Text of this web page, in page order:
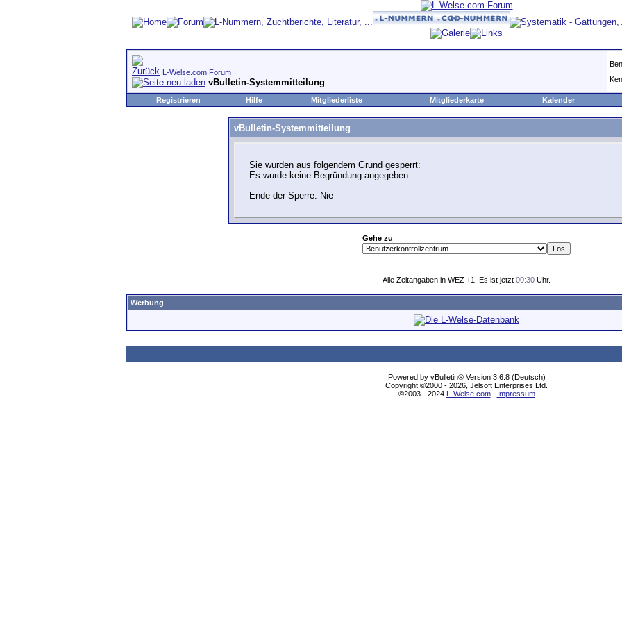
L-Welse.com Forum
vBulletin-Systemmitteilung
Registrieren Hilfe Mitgliederliste Mitgliederkarte Kalender
vBulletin-Systemmitteilung
Sie wurden aus folgendem Grund gesperrt:
Es wurde keine Begründung angegeben.
Ende der Sperre: Nie
Gehe zu
Alle Zeitangaben in WEZ +1. Es ist jetzt 00:30 Uhr.
Werbung
Powered by vBulletin® Version 3.6.8 (Deutsch)
Copyright ©2000 - 2026, Jelsoft Enterprises Ltd.
©2003 - 2024 L-Welse.com| Impressum